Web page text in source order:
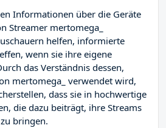
Informationen über die Geräte
Streamer mertomega_
helfen, informierte
wenn sie ihre eigene
das Verständnis dessen,
mertomega_ verwendet wird,
dass sie in hochwertige
die dazu beiträgt, ihre Streams
bringen.